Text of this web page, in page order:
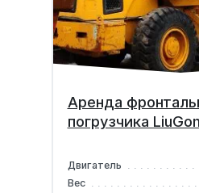
Аренда
погрузчика
Двигатель
Вес